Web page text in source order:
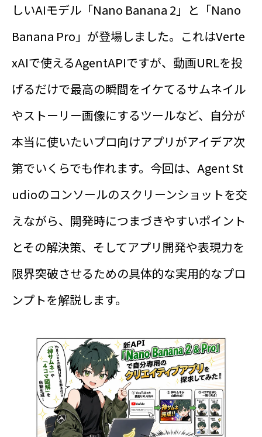
しいAIモデル「Nano Banana 2」と「Nano
Banana Pro」が登場しました。これはVerte
xAIで使えるAgentAPIですが、動画URLを投
げるだけで最高の瞬間をイケてるサムネイル
やストーリー画像にするツールなど、自分が
本当に使いたいプロ向けアプリがアイデア次
第でいくらでも作れます。今回は、Agent St
udioのコンソールのスクリーンショットを交
えながら、開発時につまづきやすいポイント
とその解決策、そしてアプリ開発や表現力を
限界突破させるための具体的な実用的なプロ
ンプトを解説します。